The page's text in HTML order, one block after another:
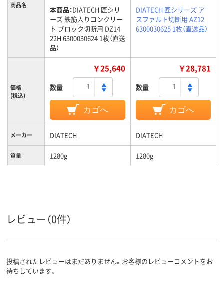
商品名 本商品：DIATECH 匠シリ
ーズ 鉄筋入りコンクリー
ト ブロック切断用 DZ14
22H 6300030624 1枚（直送
品）
DIATECH 匠シリーズ ア
スファルト切断用 AZ12
6300030625 1枚（直送品）
価格
(税込)
￥25,640
数量
カゴへ
￥28,781
数量
カゴへ
メーカー DIATECH DIATECH
質量 1280g 1280g
レビュー（0件）
投稿されたレビューはまだありません。お客様のレビューコメントをお
待ちしています。